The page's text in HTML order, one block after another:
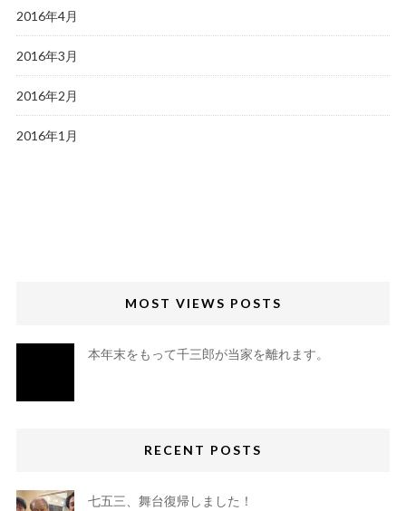
2016年4月
2016年3月
2016年2月
2016年1月
MOST VIEWS POSTS
本年末をもって千三郎が当家を離れます。
RECENT POSTS
七五三、舞台復帰しました！